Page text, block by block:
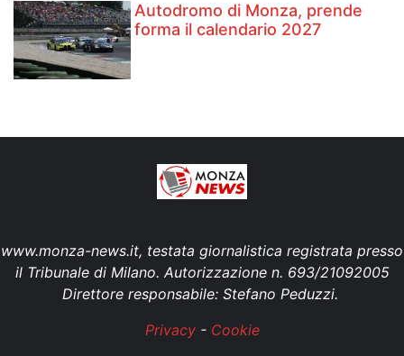
Autodromo di Monza, prende
forma il calendario 2027
www.monza-news.it, testata giornalistica registrata presso
il Tribunale di Milano. Autorizzazione n. 693/21092005
Direttore responsabile: Stefano Peduzzi.
Privacy- Cookie